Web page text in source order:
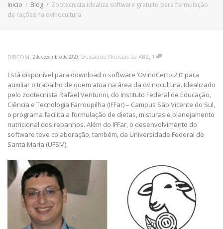
Inicio Blog
Zootecnista idealiza software gratuito para formulação
de rações na ovinocultura
DIRCOM, 2 de dezembro de 2020, Destaque,Notícias da ABZ, 1
Está disponível para download o software ‘OvinoCerto 2.0’ para
auxiliar o trabalho de quem atua na área da ovinocultura. Idealizado
pelo zootecnista Rafael Venturini, do Instituto Federal de Educação,
Ciência e Tecnologia Farroupilha (IFFar) – Campus São Vicente do Sul,
o programa facilita a formulação de dietas, misturas e planejamento
nutricional dos rebanhos. Além do IFFar, o desenvolvimento do
software teve colaboração, também, da Universidade Federal de
Santa Maria (UFSM).